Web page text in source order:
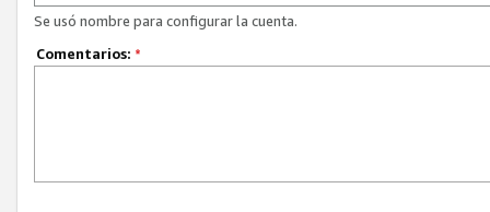
Se usó nombre para configurar la cuenta.
Comentarios: *